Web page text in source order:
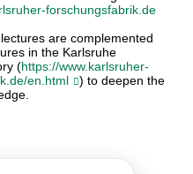
forschungsfabrik.de
are complemented
in the Karlsruhe
(https://www.karlsruher-
en.html
) to deepen the